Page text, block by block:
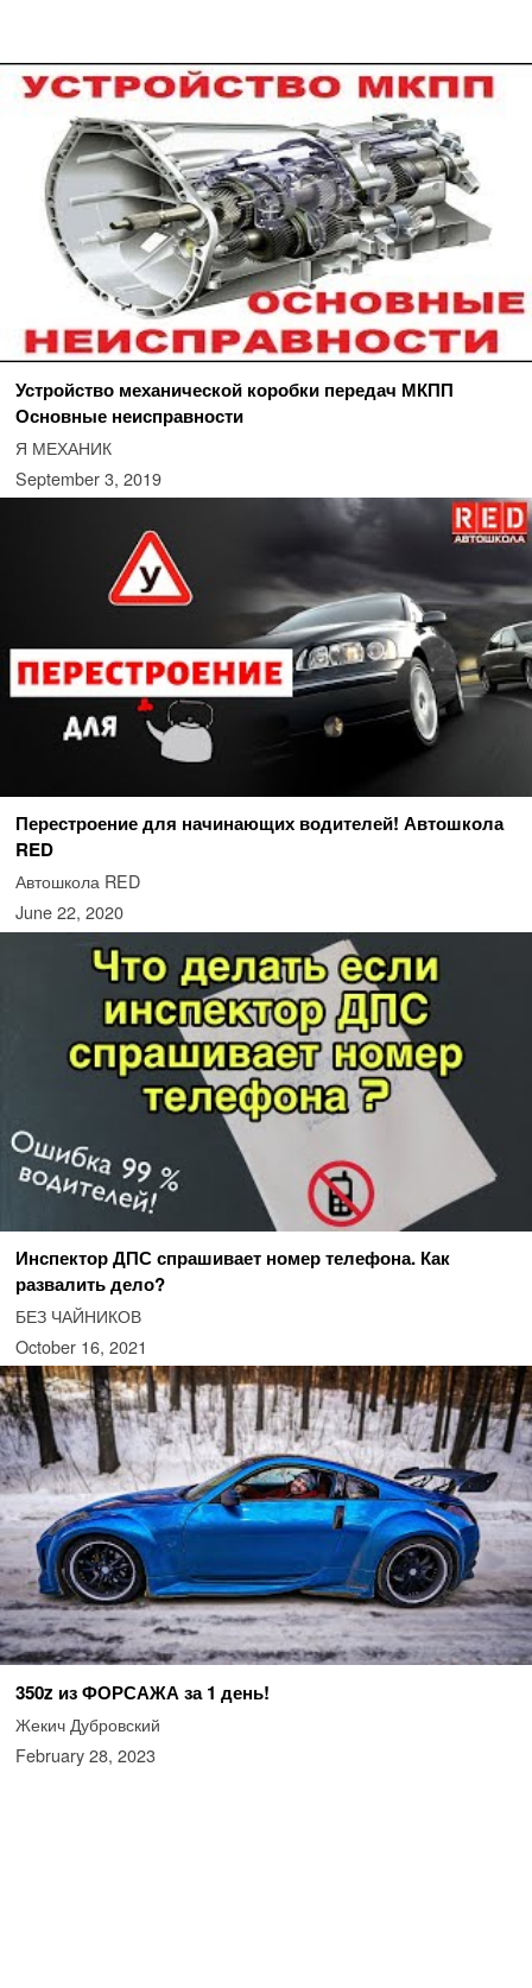
Устройство механической коробки передач МКПП
Основные неисправности
Я МЕХАНИК
September 3, 2019
Перестроение для начинающих водителей! Автошкола
RED
Автошкола RED
June 22, 2020
Инспектор ДПС спрашивает номер телефона. Как
развалить дело?
БЕЗ ЧАЙНИКОВ
October 16, 2021
350z из ФОРСАЖА за 1 день!
Жекич Дубровский
February 28, 2023